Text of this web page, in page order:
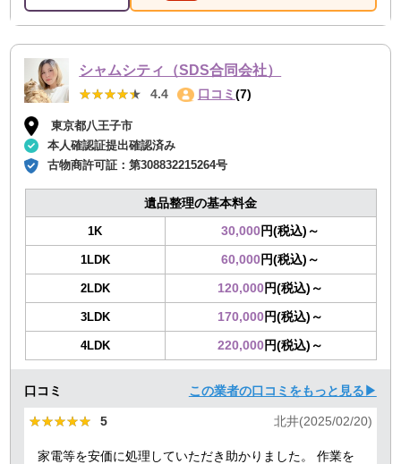
シャムシティ（SDS合同会社）
★★★★★
★★★★★ 4.4 口コミ (7)
東京都八王子市
本人確認証提出確認済み
古物商許可証：第308832215264号
遺品整理の基本料金
1K 30,000円(税込)～
1LDK 60,000円(税込)～
2LDK 120,000円(税込)～
3LDK 170,000円(税込)～
4LDK 220,000円(税込)～
口コミ この業者の口コミをもっと見る▶
★★★★★
★★★★★ 5 北井(2025/02/20)
家電等を安価に処理していただき助かりました。 作業を